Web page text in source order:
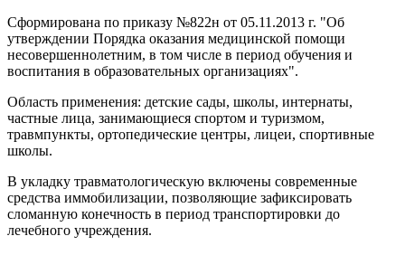
Сформирована по приказу №822н от 05.11.2013 г. "Об
утверждении Порядка оказания медицинской помощи
несовершеннолетним, в том числе в период обучения и
воспитания в образовательных организациях".
Область применения: детские сады, школы, интернаты,
частные лица, занимающиеся спортом и туризмом,
травмпункты, ортопедические центры, лицеи, спортивные
школы.
В укладку травматологическую включены современные
средства иммобилизации, позволяющие зафиксировать
сломанную конечность в период транспортировки до
лечебного учреждения.